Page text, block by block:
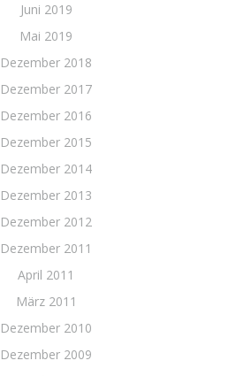
Juni 2019
Mai 2019
Dezember 2018
Dezember 2017
Dezember 2016
Dezember 2015
Dezember 2014
Dezember 2013
Dezember 2012
Dezember 2011
April 2011
März 2011
Dezember 2010
Dezember 2009